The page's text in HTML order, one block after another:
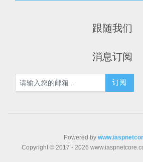
跟随我们
消息订阅
Powered by
Copyright © 2017 - 2026